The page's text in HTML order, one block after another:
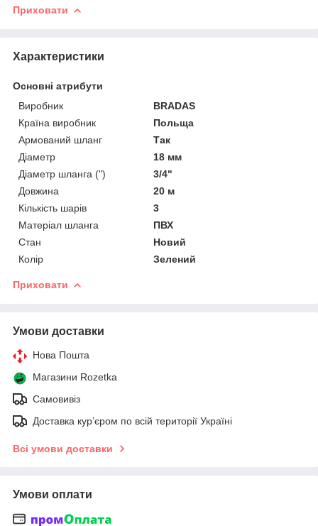
Приховати
Характеристики
Основні атрибути
Виробник
BRADAS
Країна виробник
Польща
Армований шланг
Так
Діаметр
18 мм
Діаметр шланга (")
3/4"
Довжина
20 м
Кількість шарів
3
Матеріал шланга
ПВХ
Стан
Новий
Колір
Зелений
Приховати
Умови доставки
Нова Пошта
Магазини Rozetka
Самовивіз
Доставка кур’єром по всій території Україні
Всі умови доставки
Умови оплати